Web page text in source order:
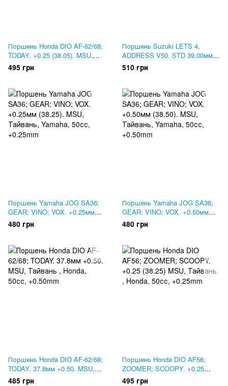
Поршень Honda DIO AF-62/68;
TODAY. +0.25 (38.05). MSU,
Тайвань
495 грн
Поршень Suzuki LETS 4,
ADDRESS V50. STD 39.00мм
MSU, Тайвань
510 грн
Поршень Yamaha JOG SA36;
GEAR; VINO; VOX. +0.25мм
(38.25). MSU, Тайвань
480 грн
Поршень Yamaha JOG SA36;
GEAR; VINO; VOX. +0.50мм
(38.50). MSU, Тайвань
480 грн
Поршень Honda DIO AF-62/68;
TODAY. 37.8мм +0.50. MSU,
Тайвань
485 грн
Поршень Honda DIO AF56;
ZOOMER; SCOOPY. +0.25
(38.25) MSU, Тайвань
495 грн